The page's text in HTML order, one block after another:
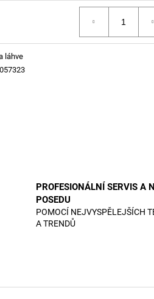
láhve
PROFESIONÁLNÍ SERVIS A
POSEDU
POMOCÍ NEJVYSPĚLEJŠÍCH
A TRENDŮ